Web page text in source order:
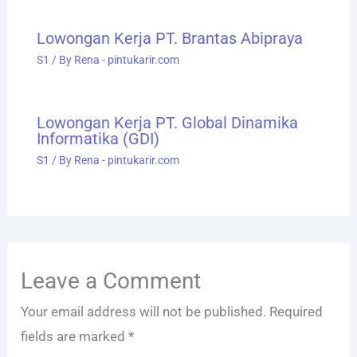
Lowongan Kerja PT. Brantas Abipraya
S1 / By Rena - pintukarir.com
Lowongan Kerja PT. Global Dinamika
Informatika (GDI)
S1 / By Rena - pintukarir.com
Leave a Comment
Your email address will not be published. Required
fields are marked*